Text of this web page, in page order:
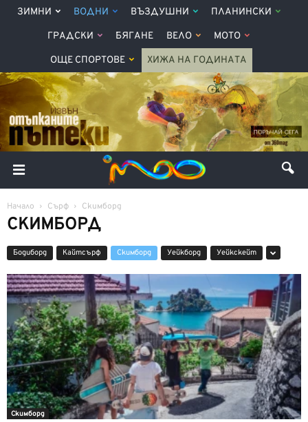
ЗИМНИ ВОДНИ ВЪЗДУШНИ ПЛАНИНСКИ
ГРАДСКИ БЯГАНЕ ВЕЛО МОТО
ОЩЕ СПОРТОВЕ ХИЖА НА ГОДИНАТА
Начало Сърф Скимборд
СКИМБОРД
Бодиборд Кайтсърф Скимборд Уейкборд Уейкскейт
Скимборд